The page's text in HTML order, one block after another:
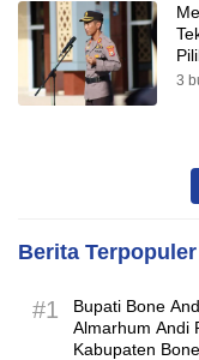
3
Berita Terpopuler
#1
Bupati Bone
Almarhum Andi
Kabupaten Bone